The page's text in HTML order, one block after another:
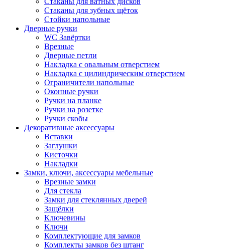
Стаканы для зубных щёток
Стойки напольные
Дверные ручки
WC Завёртки
Врезные
Дверные петли
Накладка с овальным отверстием
Накладка с цилиндрическим отверстием
Ограничители напольные
Оконные ручки
Ручки на планке
Ручки на розетке
Ручки скобы
Декоративные аксессуары
Вставки
Заглушки
Кисточки
Накладки
Замки, ключи, аксессуары мебельные
Врезные замки
Для стекла
Замки для стеклянных дверей
Защёлки
Ключевины
Ключи
Комплектующие для замков
Комплекты замков без штанг